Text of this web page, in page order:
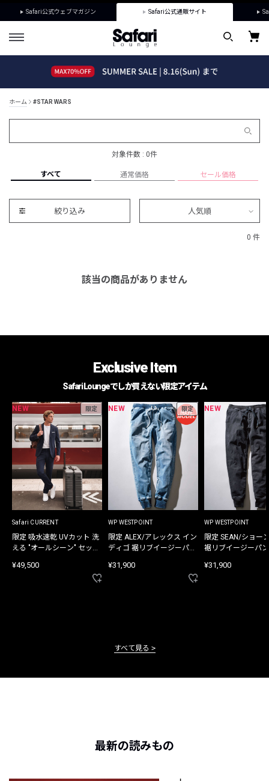
Safari公式ウェブマガジン Safari公式通販サイト
ホーム #STAR WARS
対象件数 : 0件
すべて 通常価格 セール価格
絞り込み 人気順
0 件
該当の商品がありません
Exclusive Item
Safari Loungeでしか買えない限定アイテム
NEW 限定
Safari CURRENT
限定 吸水速乾 UVカット 洗
える "オールシーン" セット
¥49,500
NEW 限定
WP WESTPOINT
限定 ALEX/アレックス イン
ディゴ 裾リブイージーパン
¥31,900
NEW
WP WESTPOINT
限定 SEAN/ショー
裾リブイージーパ
¥31,900
すべて見る
最新の読みもの